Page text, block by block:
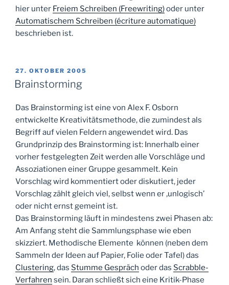
hier unter Freiem Schreiben (Freewriting)oder unter
Automatischem Schreiben (écriture automatique)
beschrieben ist.
VERÖFFENTLICHT
AM
27. OKTOBER 2005
Brainstorming
Das Brainstorming ist eine von Alex F. Osborn
entwickelte Kreativitätsmethode, die zumindest als
Begriff auf vielen Feldern angewendet wird. Das
Grundprinzip des Brainstorming ist: Innerhalb einer
vorher festgelegten Zeit werden alle Vorschläge und
Assoziationen einer Gruppe gesammelt. Kein
Vorschlag wird kommentiert oder diskutiert, jeder
Vorschlag zählt gleich viel, selbst wenn er ‚unlogisch’
oder nicht ernst gemeint ist.
Das Brainstorming läuft in mindestens zwei Phasen ab:
Am Anfang steht die Sammlungsphase wie eben
skizziert. Methodische Elemente können (neben dem
Sammeln der Ideen auf Papier, Folie oder Tafel) das
Clustering, das Stumme Gespräch oder das Scrabble-
Verfahren sein. Daran schließt sich eine Kritik-Phase